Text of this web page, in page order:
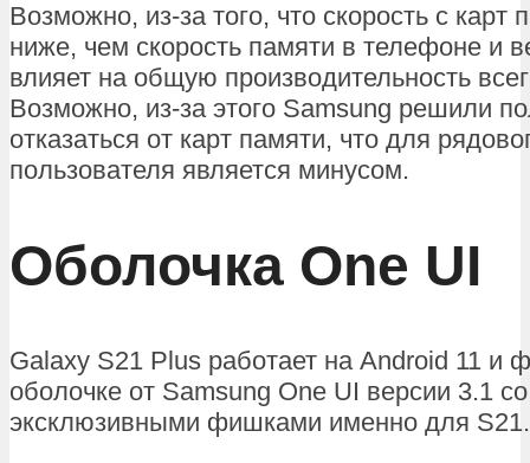
Возможно, из-за того, что скорость с карт
ниже, чем скорость памяти в телефоне и
влияет на общую производительность
Возможно, из-за этого Samsung решили
отказаться от карт памяти, что для
пользователя является минусом.
Оболочка One UI
Galaxy S21 Plus работает на Android 11 и
оболочке от Samsung One UI версии 3.1
эксклюзивными фишками именно для S21.